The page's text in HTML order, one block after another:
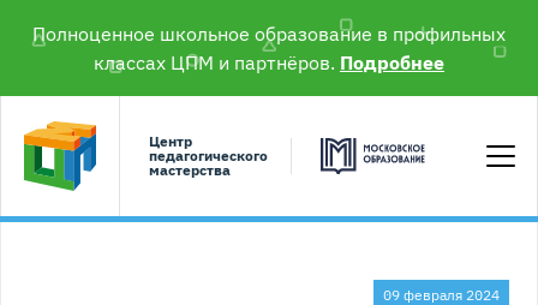
Полноценное школьное образование в профильных
классах ЦПМ и партнёров. Подробнее
Центр
педагогического
мастерства
09 февраля 2024